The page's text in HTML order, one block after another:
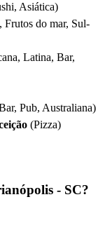
Asiática)
Frutos do mar, Sul-
Latina, Bar,
Pub, Australiana)
(Pizza)
- SC?